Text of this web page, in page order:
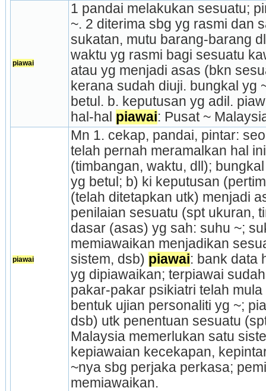
piawai
1 pandai melakukan sesuatu;
~. 2 diterima sbg yg rasmi dan
sukatan, mutu barang-barang
waktu yg rasmi bagi sesuatu
atau yg menjadi asas (bkn
kerana sudah diuji. bungkal yg
betul. b. keputusan yg adil.
hal-hal piawai: Pusat ~
piawai
Mn 1. cekap, pandai, pintar:
telah pernah meramalkan hal
(timbangan, waktu, dll);
yg betul; b) ki keputusan
(telah ditetapkan utk) menjadi
penilaian sesuatu (spt ukuran,
dasar (asas) yg sah: suhu ~;
memiawaikan menjadikan
sistem, dsb) piawai: bank data
yg dipiawaikan; terpiawai
pakar-pakar psikiatri telah
bentuk ujian personaliti yg ~;
dsb) utk penentuan sesuatu
Malaysia memerlukan satu
kepiawaian kecekapan,
~nya sbg perjaka perkasa;
memiawaikan.